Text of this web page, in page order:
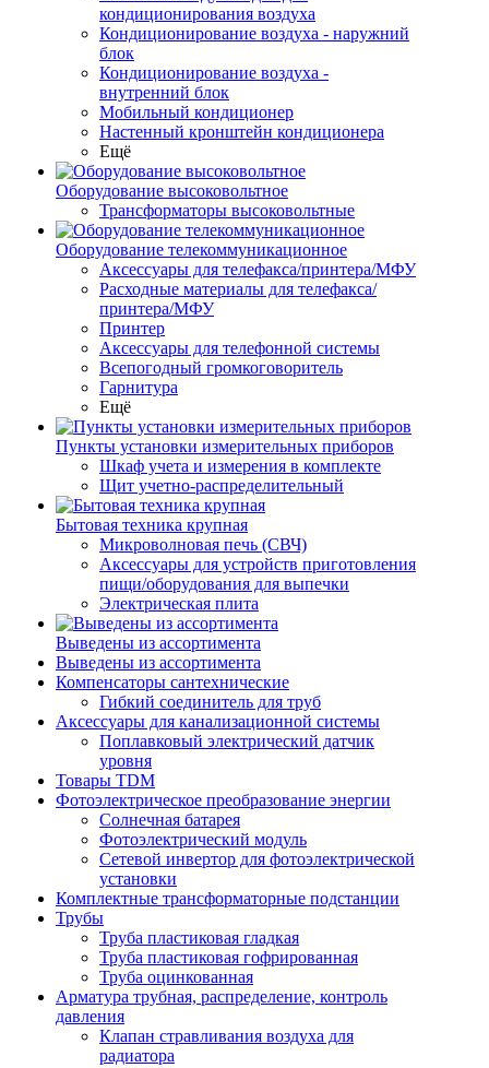
кондиционирования воздуха
Кондиционирование воздуха - наружний
блок
Кондиционирование воздуха -
внутренний блок
Мобильный кондиционер
Настенный кронштейн кондиционера
Ещё
Оборудование высоковольтное
Трансформаторы высоковольтные
Оборудование телекоммуникационное
Аксессуары для телефакса/принтера/МФУ
Расходные материалы для телефакса/
принтера/МФУ
Принтер
Аксессуары для телефонной системы
Всепогодный громкоговоритель
Гарнитура
Ещё
Пункты установки измерительных приборов
Шкаф учета и измерения в комплекте
Щит учетно-распределительный
Бытовая техника крупная
Микроволновая печь (СВЧ)
Аксессуары для устройств приготовления
пищи/оборудования для выпечки
Электрическая плита
Выведены из ассортимента
Выведены из ассортимента
Компенсаторы сантехнические
Гибкий соединитель для труб
Аксессуары для канализационной системы
Поплавковый электрический датчик
уровня
Товары TDM
Фотоэлектрическое преобразование энергии
Солнечная батарея
Фотоэлектрический модуль
Сетевой инвертор для фотоэлектрической
установки
Комплектные трансформаторные подстанции
Трубы
Труба пластиковая гладкая
Труба пластиковая гофрированная
Труба оцинкованная
Арматура трубная, распределение, контроль
давления
Клапан стравливания воздуха для
радиатора